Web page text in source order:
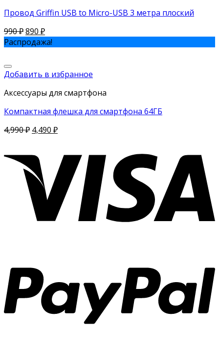
Провод Griffin USB to Micro-USB 3 метра плоский
990₽890 ₽
Распродажа!
Добавить в избранное
Аксессуары для смартфона
Компактная флешка для смартфона 64ГБ
4,990₽ 4,490 ₽